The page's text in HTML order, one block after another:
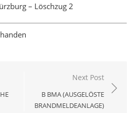
– Löschzug 2
Next Post
B BMA (AUSGELÖSTE
BRANDMELDEANLAGE)